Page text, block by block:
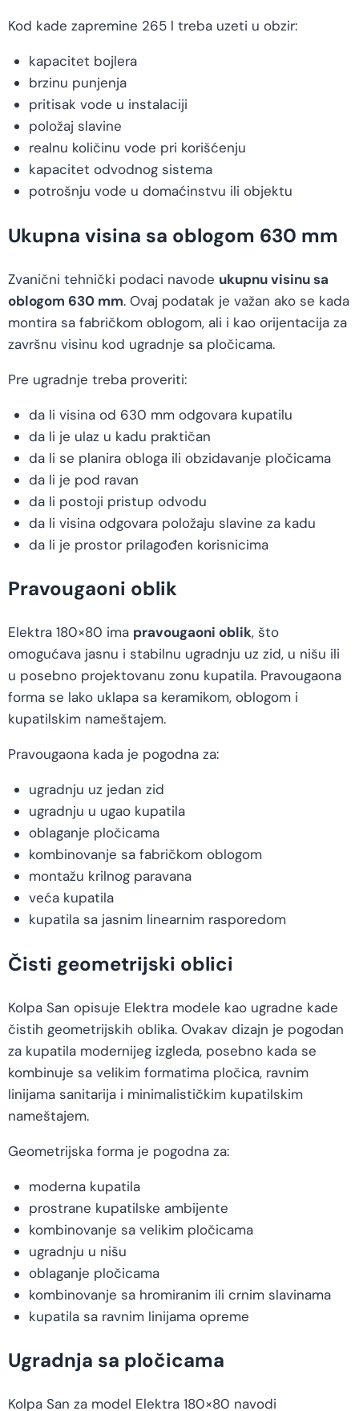
Kod kade zapremine 265 l treba uzeti u obzir:
kapacitet bojlera
brzinu punjenja
pritisak vode u instalaciji
položaj slavine
realnu količinu vode pri korišćenju
kapacitet odvodnog sistema
potrošnju vode u domaćinstvu ili objektu
Ukupna visina sa oblogom 630 mm
Zvanični tehnički podaci navode ukupnu visinu sa
oblogom 630 mm. Ovaj podatak je važan ako se kada
montira sa fabričkom oblogom, ali i kao orijentacija za
završnu visinu kod ugradnje sa pločicama.
Pre ugradnje treba proveriti:
da li visina od 630 mm odgovara kupatilu
da li je ulaz u kadu praktičan
da li se planira obloga ili obzidavanje pločicama
da li je pod ravan
da li postoji pristup odvodu
da li visina odgovara položaju slavine za kadu
da li je prostor prilagođen korisnicima
Pravougaoni oblik
Elektra 180×80 ima pravougaoni oblik, što
omogućava jasnu i stabilnu ugradnju uz zid, u nišu ili
u posebno projektovanu zonu kupatila. Pravougaona
forma se lako uklapa sa keramikom, oblogom i
kupatilskim nameštajem.
Pravougaona kada je pogodna za:
ugradnju uz jedan zid
ugradnju u ugao kupatila
oblaganje pločicama
kombinovanje sa fabričkom oblogom
montažu krilnog paravana
veća kupatila
kupatila sa jasnim linearnim rasporedom
Čisti geometrijski oblici
Kolpa San opisuje Elektra modele kao ugradne kade
čistih geometrijskih oblika. Ovakav dizajn je pogodan
za kupatila modernijeg izgleda, posebno kada se
kombinuje sa velikim formatima pločica, ravnim
linijama sanitarija i minimalističkim kupatilskim
nameštajem.
Geometrijska forma je pogodna za:
moderna kupatila
prostrane kupatilske ambijente
kombinovanje sa velikim pločicama
ugradnju u nišu
oblaganje pločicama
kombinovanje sa hromiranim ili crnim slavinama
kupatila sa ravnim linijama opreme
Ugradnja sa pločicama
Kolpa San za model Elektra 180×80 navodi